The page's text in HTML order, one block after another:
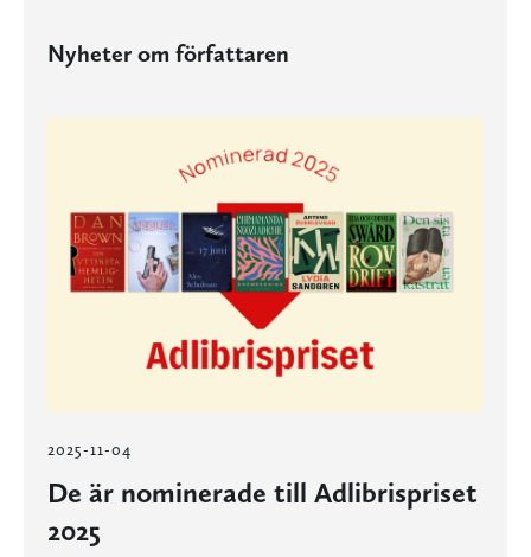
Nyheter om författaren
2025-11-04
De är nominerade till Adlibrispriset
2025